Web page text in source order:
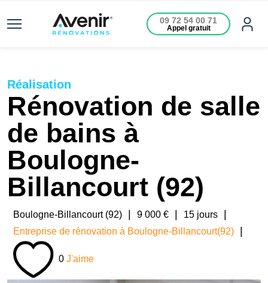
09 72 54 00 71
Appel gratuit
Réalisation
Rénovation de salle
de bains à
Boulogne-
Billancourt (92)
Boulogne-Billancourt (92) 9 000 € 15 jours
Entreprise de rénovation à Boulogne-Billancourt(92)
0 J'aime